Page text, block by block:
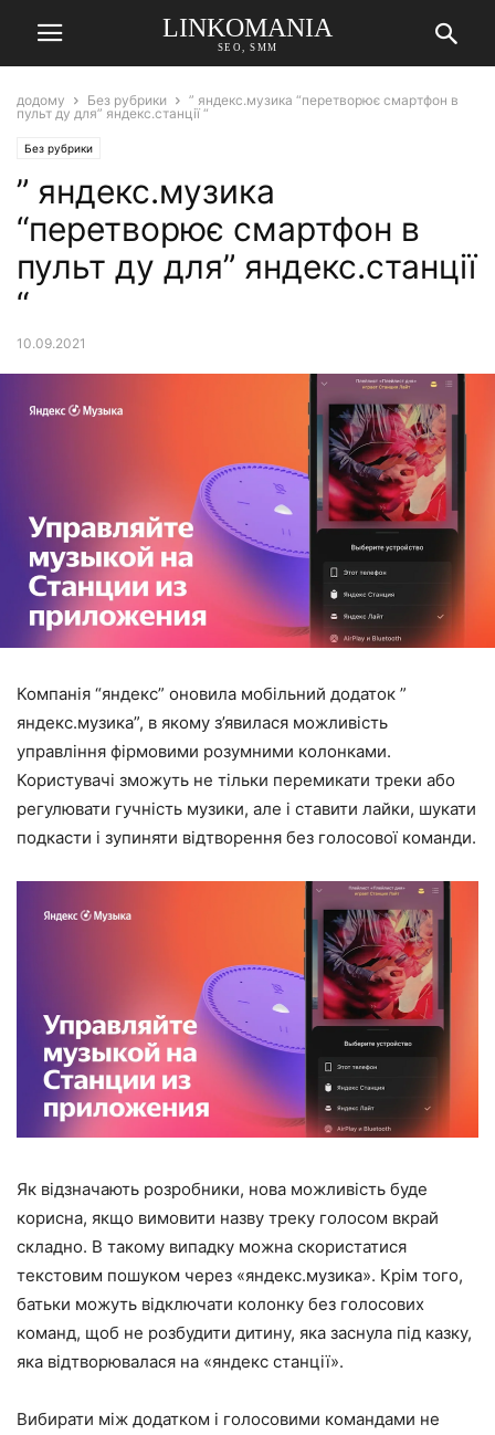
LINKOMANIA
SEO, SMM
додому Без рубрики
” яндекс.музика “перетворює смартфон в
пульт ду для” яндекс.станції “
Без рубрики
” яндекс.музика
“перетворює смартфон в
пульт ду для” яндекс.станції
“
10.09.2021
Компанія “яндекс” оновила мобільний додаток ”
яндекс.музика”, в якому з’явилася можливість
управління фірмовими розумними колонками.
Користувачі зможуть не тільки перемикати треки або
регулювати гучність музики, але і ставити лайки, шукати
подкасти і зупиняти відтворення без голосової команди.
Як відзначають розробники, нова можливість буде
корисна, якщо вимовити назву треку голосом вкрай
складно. В такому випадку можна скористатися
текстовим пошуком через «яндекс.музика». Крім того,
батьки можуть відключати колонку без голосових
команд, щоб не розбудити дитину, яка заснула під казку,
яка відтворювалася на «яндекс станції».
Вибирати між додатком і голосовими командами не